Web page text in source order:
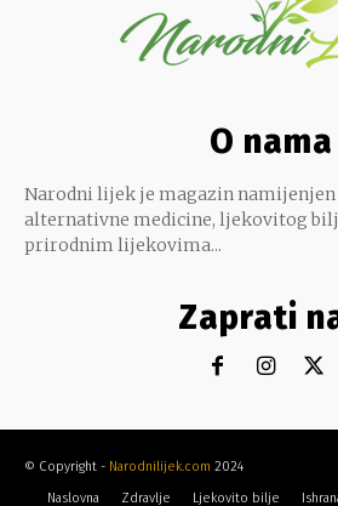
O nama
Narodni lijek je magazin
alternativne medicine, ljekovitog
prirodnim lijekovima...
Zaprati
© Copyright - Narodnilijek.com 2024
Naslovna
Zdravlje Ljekovito bilje